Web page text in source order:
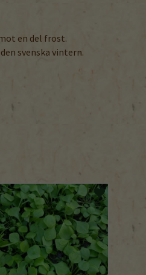
en del frost.
svenska vintern.